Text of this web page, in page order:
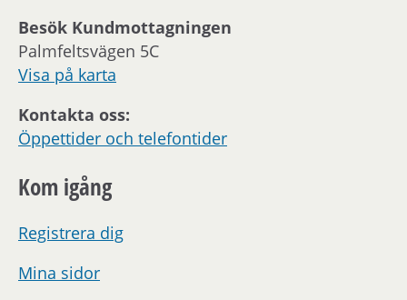
Besök Kundmottagningen
Palmfeltsvägen 5C
Visa på karta
Kontakta oss:
Öppettider och telefontider
Kom igång
Registrera dig
Mina sidor